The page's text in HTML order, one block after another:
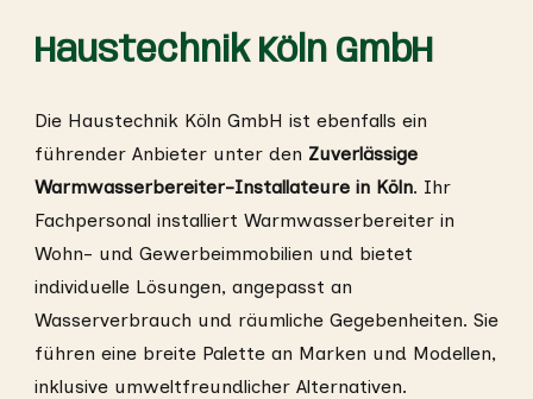
Haustechnik Köln GmbH
Die Haustechnik Köln GmbH ist ebenfalls ein
führender Anbieter unter den Zuverlässige
Warmwasserbereiter-Installateure in Köln. Ihr
Fachpersonal installiert Warmwasserbereiter in
Wohn- und Gewerbeimmobilien und bietet
individuelle Lösungen, angepasst an
Wasserverbrauch und räumliche Gegebenheiten. Sie
führen eine breite Palette an Marken und Modellen,
inklusive umweltfreundlicher Alternativen.